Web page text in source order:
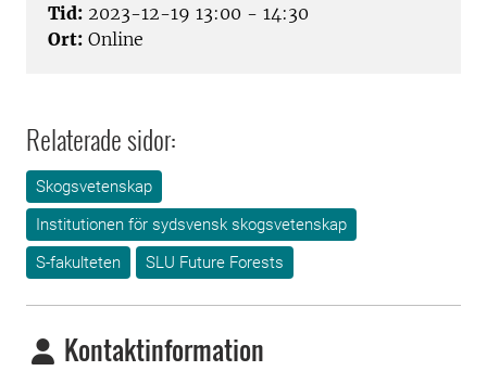
Tid: 2023-12-19 13:00 - 14:30
Ort: Online
Relaterade sidor:
Skogsvetenskap
Institutionen för sydsvensk skogsvetenskap
S-fakulteten
SLU Future Forests
Kontaktinformation